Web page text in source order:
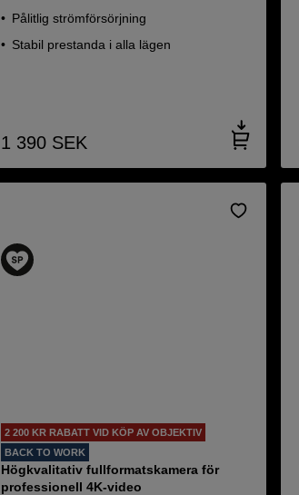
Pålitlig strömförsörjning
Stabil prestanda i alla lägen
1 390 SEK
2 200 KR RABATT VID KÖP AV OBJEKTIV
BACK TO WORK
Högkvalitativ fullformatskamera för
professionell 4K-video